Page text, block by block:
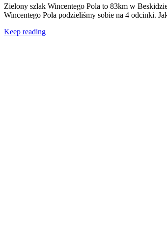
Zielony szlak Wincentego Pola to 83km w
Wincentego Pola podzieliśmy sobie na 4 odcinki.
Keep reading